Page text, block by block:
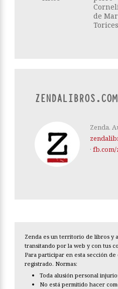
de
Torices
ZENDALIBROS.COM
Zenda.
·
Zenda es un territorio de libros y
transitando por la web y con tus
Para participar en esta sección
registrado. Normas:
Toda alusión personal
No está permitido hacer